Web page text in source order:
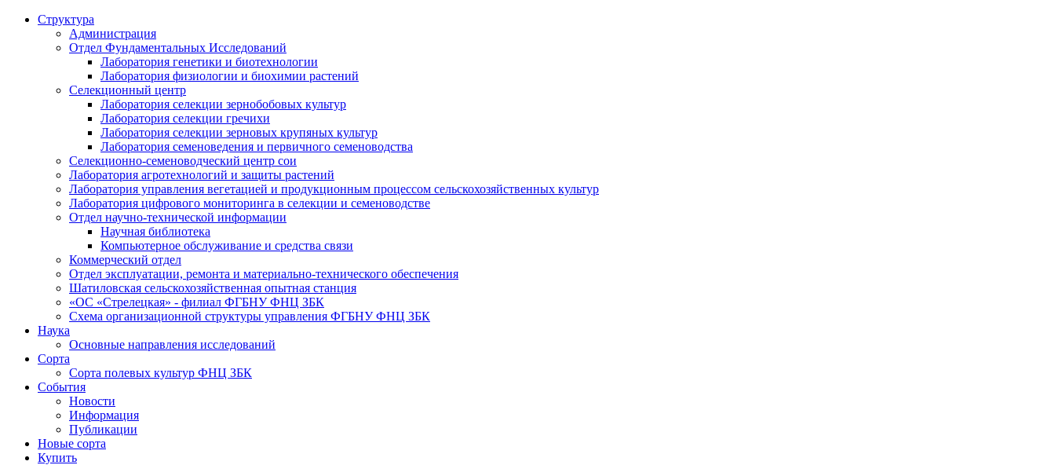
Структура
Администрация
Отдел Фундаментальных Исследований
Лаборатория генетики и биотехнологии
Лаборатория физиологии и биохимии растений
Селекционный центр
Лаборатория селекции зернобобовых культур
Лаборатория селекции гречихи
Лаборатория селекции зерновых крупяных культур
Лаборатория семеноведения и первичного семеноводства
Селекционно-семеноводческий центр сои
Лаборатория агротехнологий и защиты растений
Лаборатория управления вегетацией и продукционным процессом сельскохозяйственных культур
Лаборатория цифрового мониторинга в селекции и семеноводстве
Отдел научно-технической информации
Научная библиотека
Компьютерное обслуживание и средства связи
Коммерческий отдел
Отдел эксплуатации, ремонта и материально-технического обеспечения
Шатиловская сельскохозяйственная опытная станция
«ОС «Стрелецкая» - филиал ФГБНУ ФНЦ ЗБК
Схема организационной структуры управления ФГБНУ ФНЦ ЗБК
Наука
Основные направления исследований
Сорта
Сорта полевых культур ФНЦ ЗБК
События
Новости
Информация
Публикации
Новые сорта
Купить